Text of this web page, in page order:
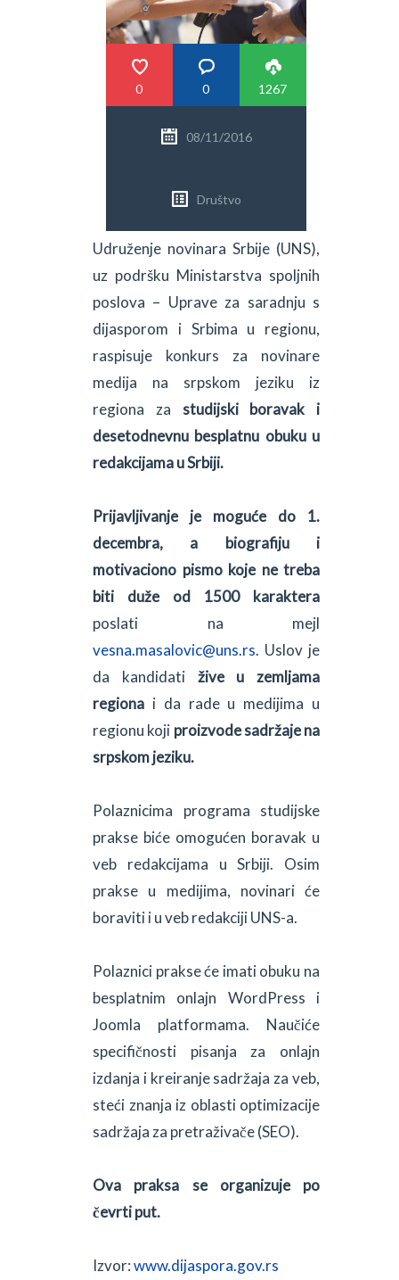
PRETRAGA
0 0 1267
08/11/2016
Društvo
Udruženje novinara Srbije (UNS),
uz podršku Ministarstva spoljnih
poslova – Uprave za saradnju s
dijasporom i Srbima u regionu,
raspisuje konkurs za novinare
medija na srpskom jeziku iz
regiona za studijski boravak i
desetodnevnu besplatnu obuku u
redakcijama u Srbiji.
Prijavljivanje je moguće do 1.
decembra, a biografiju i
motivaciono pismo koje ne treba
biti duže od 1500 karaktera
poslati na mejl
vesna.masalovic@uns.rs. Uslov je
da kandidati žive u zemljama
regiona i da rade u medijima u
regionu koji proizvode sadržaje na
srpskom jeziku.
Polaznicima programa studijske
prakse biće omogućen boravak u
veb redakcijama u Srbiji. Osim
prakse u medijima, novinari će
boraviti i u veb redakciji UNS-a.
Polaznici prakse će imati obuku na
besplatnim onlajn WordPress i
Joomla platformama. Naučiće
specifičnosti pisanja za onlajn
izdanja i kreiranje sadržaja za veb,
steći znanja iz oblasti optimizacije
sadržaja za pretraživače (SEO).
Ova praksa se organizuje po
čevrti put.
Izvor:www.dijaspora.gov.rs